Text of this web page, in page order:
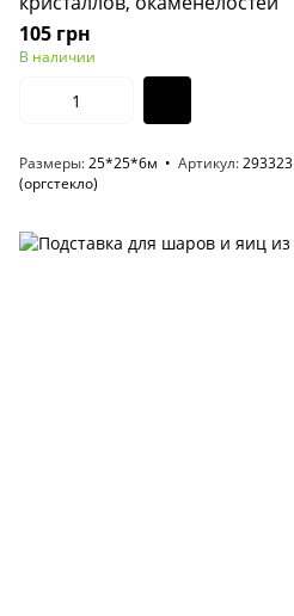
105 грн
В наличии
Размеры 25*25*6м Артикул 293323
(оргстекло)